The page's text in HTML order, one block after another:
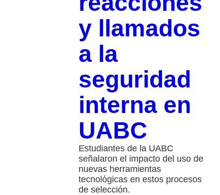
y llamados
a la
seguridad
interna en
UABC
Estudiantes de la UABC
señalaron el impacto del uso de
nuevas herramientas
tecnológicas en estos procesos
de selección.